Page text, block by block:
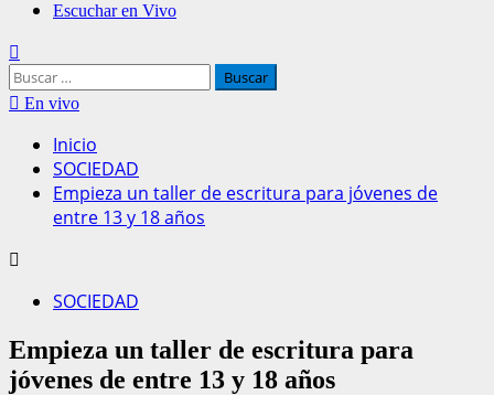
Escuchar en Vivo
En vivo
Inicio
SOCIEDAD
Empieza un taller de escritura para jóvenes de
entre 13 y 18 años
SOCIEDAD
Empieza un taller de escritura para
jóvenes de entre 13 y 18 años